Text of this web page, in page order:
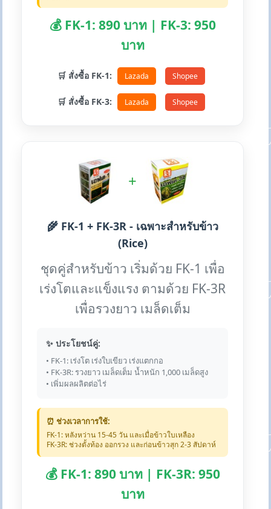
💰 FK-1: 890 บาท | FK-3: 950
บาท
🛒 สั่งซื้อ FK-1: Lazada Shopee
🛒 สั่งซื้อ FK-3: Lazada Shopee
+
🌾 FK-1 + FK-3R - เฉพาะสำหรับข้าว
(Rice)
ชุดคู่สำหรับข้าว เริ่มด้วย FK-1 เพื่อ
เร่งโตและแข็งแรง ตามด้วย FK-3R
เพื่อรวงยาว เมล็ดเต็ม
✨ ประโยชน์คู่:
• FK-1: เร่งโต เร่งใบเขียว เร่งแตกกอ
• FK-3R: รวงยาว เมล็ดเต็ม น้ำหนัก 1,000 เมล็ดสูง
• เพิ่มผลผลิตต่อไร่
⏰ ช่วงเวลาการใช้:
FK-1: หลังหว่าน 15-45 วัน และเมื่อข้าวใบเหลือง
FK-3R: ช่วงตั้งท้อง ออกรวง และก่อนข้าวสุก 2-3 สัปดาห์
💰 FK-1: 890 บาท | FK-3R: 950
บาท